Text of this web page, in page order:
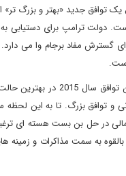
یک توافق جدید «بهتر و بزرگ
دولت ترامپ برای دستیابی
گسترش مفاد برجام وا می
طبق یافته های این
و توافق بزرگ. تا به این
شمالی در حل بن بست هسته ای
به سمت مذاکرات و زمینه